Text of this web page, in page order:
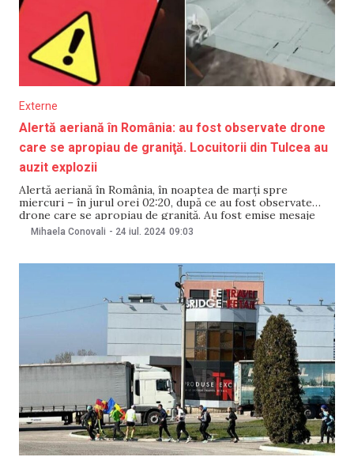
Externe
Alertă aeriană în România: au fost observate drone
care se apropiau de graniţă. Locuitorii din Tulcea au
auzit explozii
Alertă aeriană în România, în noaptea de marţi spre
miercuri – în jurul orei 02:20, după ce au fost observate
drone care se apropiau de graniţă. Au fost emise mesaje
RO-Alert în 17 localități din nordul judeţului Tulcea. Alerta
Mihaela Conovali - 24 iul. 2024 09:03